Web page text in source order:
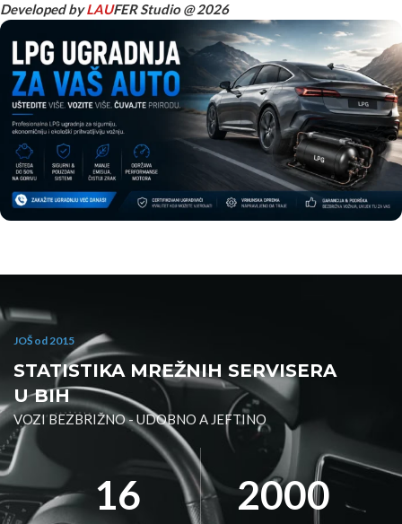
Developed byLAUFER Studio @ 2026
JOŠ od 2015
STATISTIKA MREŽNIH SERVISERA
U BIH
VOZI BEZBRIŽNO - UDOBNO A JEFTINO
16 2000